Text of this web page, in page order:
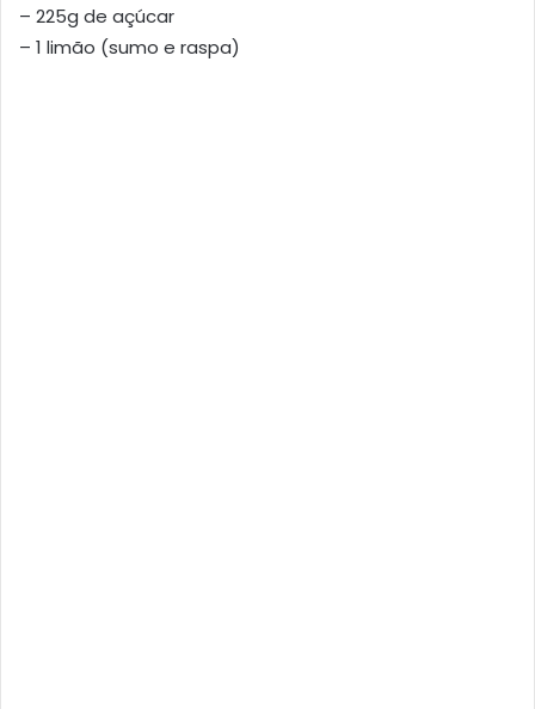
– 225g de açúcar
– 1 limão (sumo e raspa)